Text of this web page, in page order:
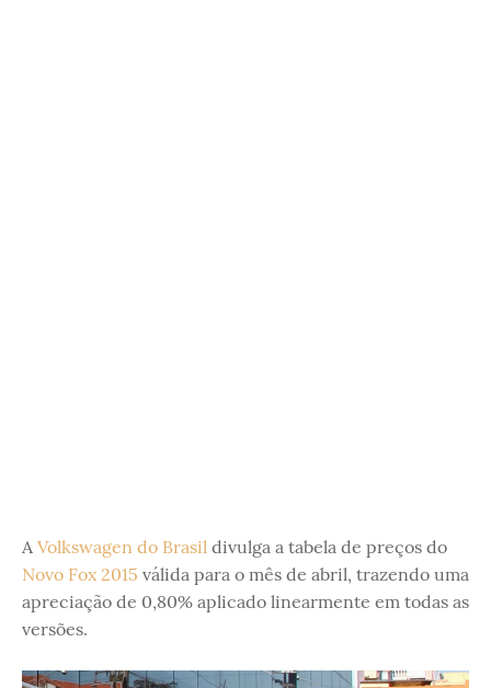
A Volkswagen do Brasil divulga a tabela de preços do
Novo Fox 2015 válida para o mês de abril, trazendo uma
apreciação de 0,80% aplicado linearmente em todas as
versões.